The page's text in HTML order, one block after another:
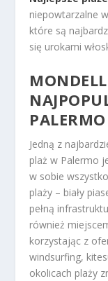
niepowtarzalne
które są
się urokami
PALERMO
Jedną z
plaż w Palermo
w sobie
plaży – biały
pełną
również
korzystając z
windsurfing,
okolicach plaży